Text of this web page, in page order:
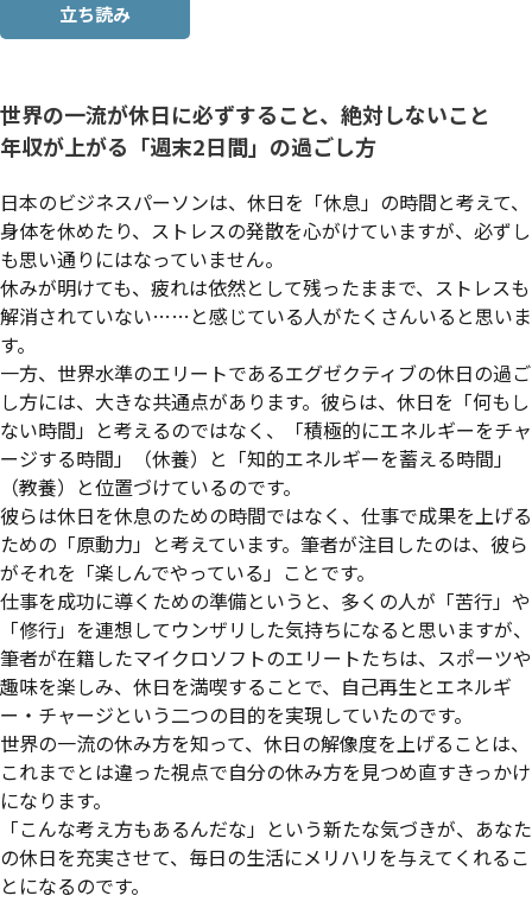
立ち読み
世界の一流が休日に必ずすること、絶対しないこと
年収が上がる「週末2日間」の過ごし方
日本のビジネスパーソンは、休日を「休息」の時間と考えて、
身体を休めたり、ストレスの発散を心がけていますが、必ずし
も思い通りにはなっていません。
休みが明けても、疲れは依然として残ったままで、ストレスも
解消されていない……と感じている人がたくさんいると思いま
す。
一方、世界水準のエリートであるエグゼクティブの休日の過ご
し方には、大きな共通点があります。彼らは、休日を「何もし
ない時間」と考えるのではなく、「積極的にエネルギーをチャ
ージする時間」（休養）と「知的エネルギーを蓄える時間」
（教養）と位置づけているのです。
彼らは休日を休息のための時間ではなく、仕事で成果を上げる
ための「原動力」と考えています。筆者が注目したのは、彼ら
がそれを「楽しんでやっている」ことです。
仕事を成功に導くための準備というと、多くの人が「苦行」や
「修行」を連想してウンザリした気持ちになると思いますが、
筆者が在籍したマイクロソフトのエリートたちは、スポーツや
趣味を楽しみ、休日を満喫することで、自己再生とエネルギ
ー・チャージという二つの目的を実現していたのです。
世界の一流の休み方を知って、休日の解像度を上げることは、
これまでとは違った視点で自分の休み方を見つめ直すきっかけ
になります。
「こんな考え方もあるんだな」という新たな気づきが、あなた
の休日を充実させて、毎日の生活にメリハリを与えてくれるこ
とになるのです。